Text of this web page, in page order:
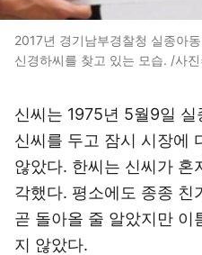
2017년 경기남부경찰청 실종아
신경하씨를 찾고 있는 모습. /사
신씨는 1975년 5월9일
신씨를 두고 잠시 시장에
않았다. 한씨는 신씨가 혼
각했다. 평소에도 종종 친
곧 돌아올 줄 알았지만 이
지 않았다.